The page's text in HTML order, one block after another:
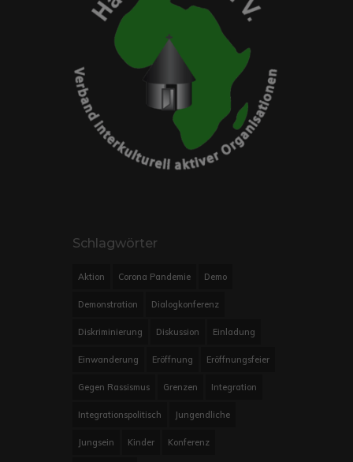
Schlagwörter
Aktion Corona Pandemie Demo
Demonstration Dialogkonferenz
Diskriminierung Diskussion Einladung
Einwanderung Eröffnung Eröffnungsfeier
Gegen Rassismus Grenzen Integration
Integrationspolitisch Jungendliche
Jungsein Kinder Konferenz